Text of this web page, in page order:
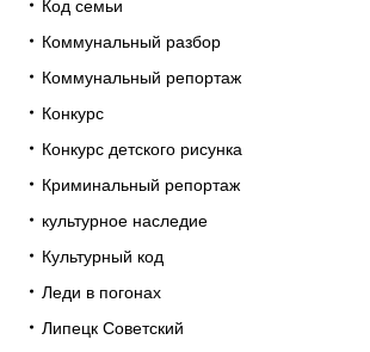
Код семьи
Коммунальный разбор
Коммунальный репортаж
Конкурс
Конкурс детского рисунка
Криминальный репортаж
культурное наследие
Культурный код
Леди в погонах
Липецк Советский